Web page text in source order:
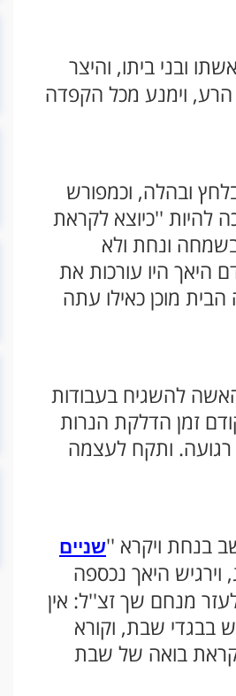
ובני ביתו, והיצר
הרע, וימנע מכל הקפדה
ובהלה, וכמפורש
''כיוצא לקראת
ונחת ולא
היאך היו עורכות את
[11:00 בבוקר] כבר היה הבית מוכן כאילו עתה
להשגיח בעבודות
זמן הדלקת הנרות
ותקח לעצמה
בנחת ויקרא ''שניים
וירגיש היאך נכספה
מנחם שך זצ''ל: אין
בבגדי שבת, וקורא
בואה של שבת